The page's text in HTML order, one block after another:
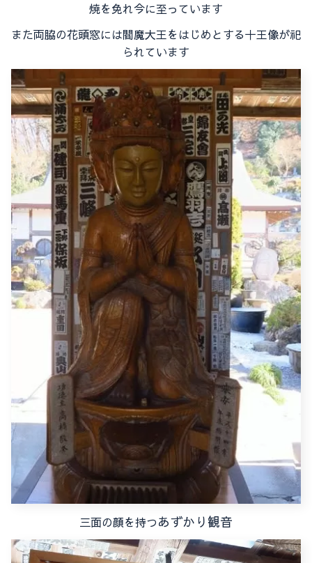
焼を免れ今に至っています
また両脇の花頭窓には閻魔大王をはじめとする十王像が祀
られています
三面の顔を持つあずかり観音